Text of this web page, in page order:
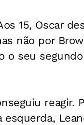
15, Oscar
não por
o seu
reagir.